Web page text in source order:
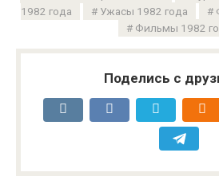
1982 года
Ужасы 1982 года
Фильмы 1982
Поделись с